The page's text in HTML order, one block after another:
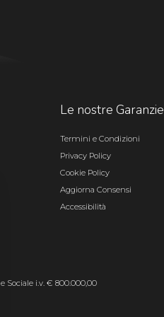
Le nostre Garanzie
Termini e Condizioni
Privacy Policy
Cookie Policy
Aggiorna Consensi
Accessibilità
Sociale i.v. € 800.000,00